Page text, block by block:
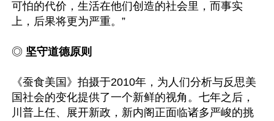
可怕的代价，生活在他们创造的社会里，而事实
上，后果将更为严重。”
◎ 坚守道德原则
《蚕食美国》拍摄于2010年，为人们分析与反思美
国社会的变化提供了一个新鲜的视角。七年之后，
川普上任、展开新政，新内阁正面临诸多严峻的挑